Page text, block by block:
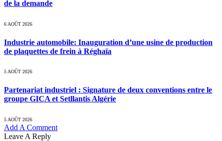
de la demande
6 AOÛT 2026
Industrie automobile: Inauguration d’une usine de production
de plaquettes de frein à Réghaïa
5 AOÛT 2026
Partenariat industriel : Signature de deux conventions entre le
groupe GICA et Setllantis Algérie
5 AOÛT 2026
Add A Comment
Leave A Reply